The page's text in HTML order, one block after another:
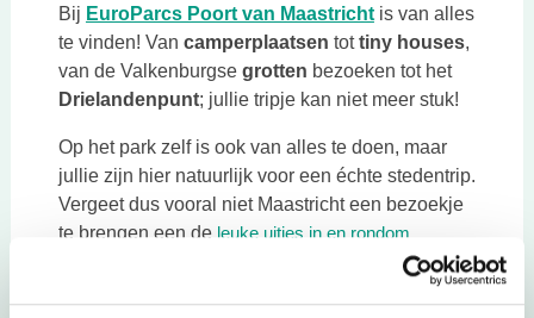
Bij EuroParcs Poort van MaastrichtDeze link opent
is van alles
te vinden! Van camperplaatsen tottiny houses,
van de Valkenburgse grotten bezoeken tot het
Drielandenpunt; jullie tripje kan niet meer stuk!
Op het park zelf is ook van alles te doen, maar
jullie zijn hier natuurlijk voor een échte stedentrip.
Vergeet dus vooral niet Maastricht een bezoekje
te brengen een de leuke uitjes in en rondom